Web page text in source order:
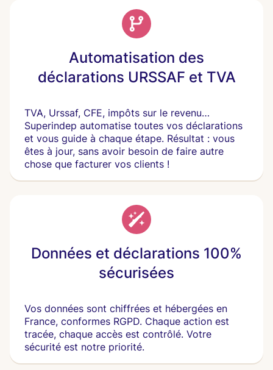
Automatisation des
déclarations URSSAF et TVA
TVA, Urssaf, CFE, impôts sur le revenu…
Superindep automatise toutes vos déclarations
et vous guide à chaque étape. Résultat : vous
êtes à jour, sans avoir besoin de faire autre
chose que facturer vos clients !
Données et déclarations 100%
sécurisées
Vos données sont chiffrées et hébergées en
France, conformes RGPD. Chaque action est
tracée, chaque accès est contrôlé. Votre
sécurité est notre priorité.